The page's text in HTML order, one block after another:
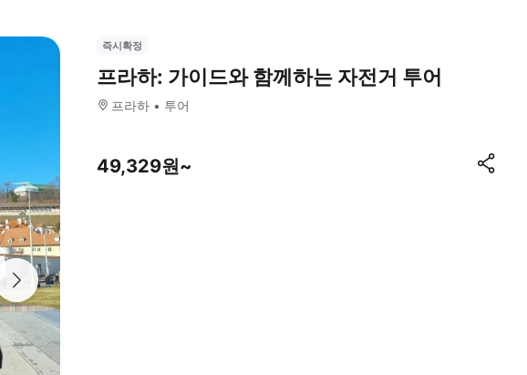
즉시확정
프라하: 가이드와 함께하는 자전거 투어
프라하 투어
49,329원~